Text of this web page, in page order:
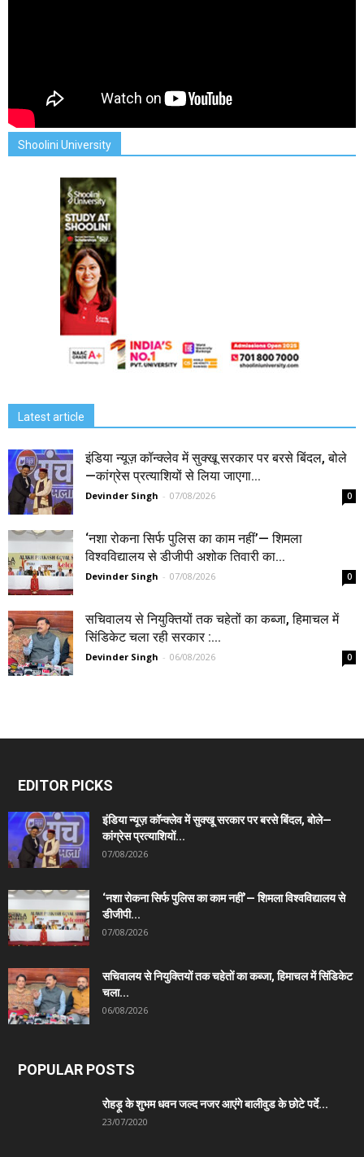
Shoolini University
Latest article
इंडिया न्यूज़ कॉन्क्लेव में सुक्खू सरकार पर बरसे बिंदल, बोले
—कांग्रेस प्रत्याशियों से लिया जाएगा...
Devinder Singh - 07/08/2026 0
‘नशा रोकना सिर्फ पुलिस का काम नहीं’— शिमला
विश्वविद्यालय से डीजीपी अशोक तिवारी का...
Devinder Singh - 07/08/2026 0
सचिवालय से नियुक्तियों तक चहेतों का कब्जा, हिमाचल में
सिंडिकेट चला रही सरकार :...
Devinder Singh - 06/08/2026 0
EDITOR PICKS
इंडिया न्यूज़ कॉन्क्लेव में सुक्खू सरकार पर बरसे बिंदल, बोले—
कांग्रेस प्रत्याशियों...
07/08/2026
‘नशा रोकना सिर्फ पुलिस का काम नहीं’— शिमला विश्वविद्यालय से
डीजीपी...
07/08/2026
सचिवालय से नियुक्तियों तक चहेतों का कब्जा, हिमाचल में सिंडिकेट
चला...
06/08/2026
POPULAR POSTS
रोहड़ू के शुभम धवन जल्द नजर आएंगे बालीवुड के छोटे पर्दे...
23/07/2020